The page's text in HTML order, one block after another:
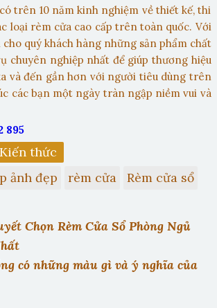
trên 10 năm kinh nghiệm về thiết kế, thi
loại rèm cửa cao cấp trên toàn quốc. Với
quý khách hàng những sản phẩm chất
chuyên nghiệp nhất để giúp thương hiệu
và đến gần hơn với người tiêu dùng trên
các bạn một ngày tràn ngập niềm vui và
895
Kiến thức
ảnh đẹp rèm cửa
Rèm cửa sổ
Chọn Rèm Cửa Sổ Phòng Ngủ
có những màu gì và ý nghĩa của